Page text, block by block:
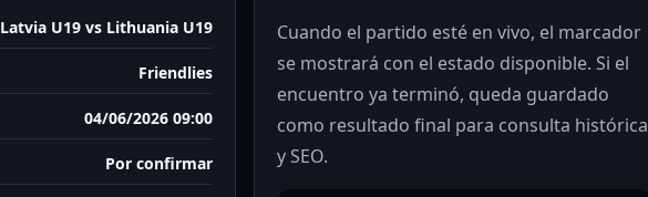
Latvia U19 vs Lithuania U19
Friendlies
04/06/2026 09:00
Por confirmar
Cuando el partido esté en vivo, el marcador
se mostrará con el estado disponible. Si el
encuentro ya terminó, queda guardado
como resultado final para consulta histórica
y SEO.